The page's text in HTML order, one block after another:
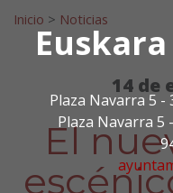
Euskara
Plaza Navarra 5 -
Plaza Navarra 5
Search for:
Inicio > Noticias
14 de
El